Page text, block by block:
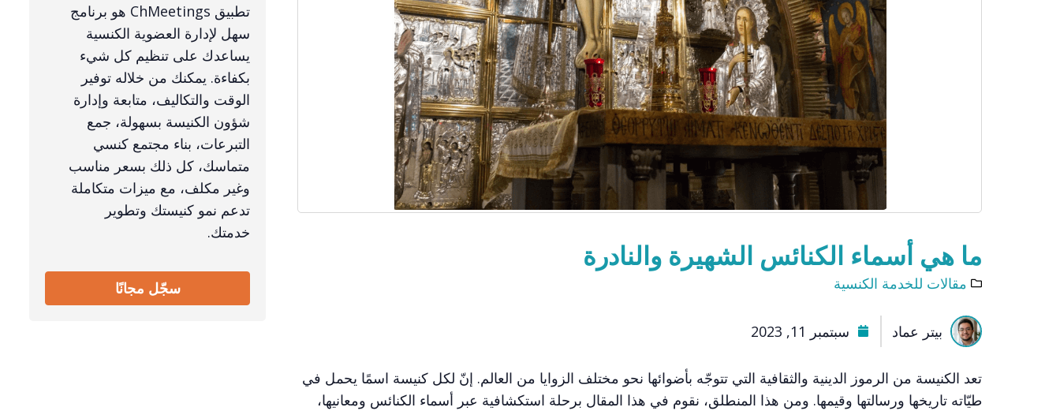
ما هي أسماء الكنائس الشهيرة والنادرة
مقالات للخدمة الكنسية
بيتر عماد سبتمبر 11, 2023
تعد الكنيسة من الرموز الدينية والثقافية التي تتوجّه بأضوائها نحو مختلف الزوايا من العالم. إنّ لكل كنيسة اسمًا يحمل في
طيّاته تاريخها ورسالتها وقيمها. ومن هذا المنطلق، نقوم في هذا المقال برحلة استكشافية عبر أسماء الكنائس ومعانيها،
تطبيق ChMeetings هو برنامج
سهل لإدارة العضوية الكنسية
يساعدك على تنظيم كل شيء
بكفاءة. يمكنك من خلاله توفير
الوقت والتكاليف، متابعة وإدارة
شؤون الكنيسة بسهولة، جمع
التبرعات، بناء مجتمع كنسي
متماسك، كل ذلك بسعر مناسب
وغير مكلف، مع ميزات متكاملة
تدعم نمو كنيستك وتطوير
خدمتك.
سجّل مجانًا